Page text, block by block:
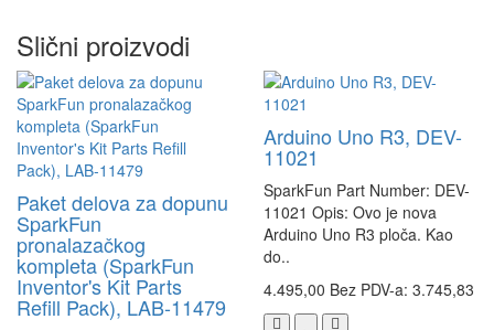
Slični proizvodi
Paket delova za dopunu
SparkFun
pronalazačkog
kompleta (SparkFun
Inventor's Kit Parts
Refill Pack), LAB-11479
Arduino Uno R3, DEV-
11021
SparkFun Part Number: DEV-
11021 Opis: Ovo je nova
Arduino Uno R3 ploča. Kao
do..
4.495,00 Bez PDV-a: 3.745,83